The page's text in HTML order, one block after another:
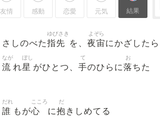
友情 感動 恋愛 元気 結果
さしのべた指先
ゆびさき
を、 夜宙
よぞら
にかざしたら
流
なが
れ星
ぼし
がひとつ、 手
て
のひらに落
お
ちた
誰
だれ
もが心
こころ
に抱
だ
きしめてる